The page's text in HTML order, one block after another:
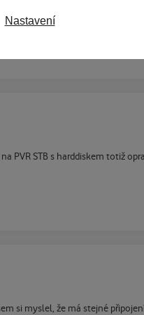
PVR STB s harddiskem totiž
si myslel, že má stejné
Nastavení